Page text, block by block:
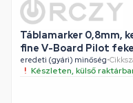
Táblamarker 0,8mm,
fine V-Board Pilot
eredeti (gyári) minőség•
Készleten, külső